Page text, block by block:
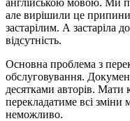
але вирішили це
застарілим. А застаріла
відсутність.
Основна проблема з
обслуговування.
десятками авторів. Мати
перекладатиме всі
неможливо.